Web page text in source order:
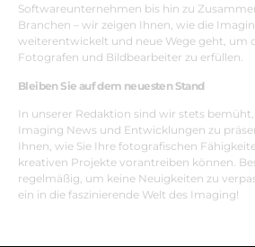
Softwareunternehmen bis hin zu
Branchen – wir zeigen Ihnen, wie die
weiterentwickelt und neue Wege geht, um
Fotografen und Bildbearbeiter zu erfüllen.
Bleiben Sie auf dem neuesten Stand
In unserer Redaktion sind wir stets
Imaging News und Entwicklungen zu
Ihnen, wie Sie Ihre fotografischen
kreativen Projekte vorantreiben können.
regelmäßig, um keine Neuigkeiten zu
ein in die faszinierende Welt des Imaging!